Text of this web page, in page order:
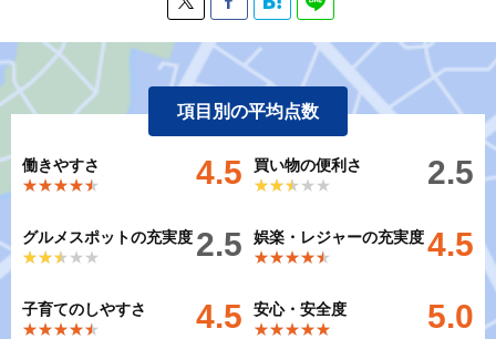
項目別の平均点数
働きやすさ
★★★★★
★★★★★ 4.5
買い物の便利さ
★★★★★
★★★★★ 2.5
グルメスポットの充実度
★★★★★
★★★★★ 2.5
娯楽・レジャーの充実度
★★★★★
★★★★★ 4.5
子育てのしやすさ
★★★★★
★★★★★ 4.5
安心・安全度
★★★★★
★★★★★ 5.0